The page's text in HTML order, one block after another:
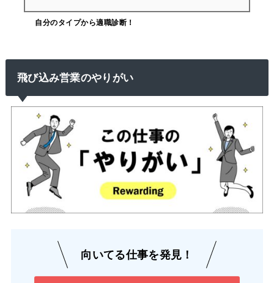
自分のタイプから適職診断！
飛び込み営業のやりがい
向いてる仕事を発見！